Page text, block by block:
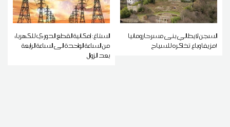
السجن لإيطالي بنى مسرحا رومانيا
مزيفا وباع تذاكره للسياح!
الستاغ: إمكانية القطع الدوري للكهرباء
من الساعة الواحدة الى الساعة الرابعة
بعد الزوال